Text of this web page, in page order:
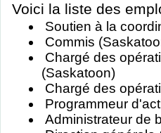
Voici la liste des
Soutien à la
Commis
Chargé des
(Saskatoon)
Chargé des
Programmeur
Administrateur de